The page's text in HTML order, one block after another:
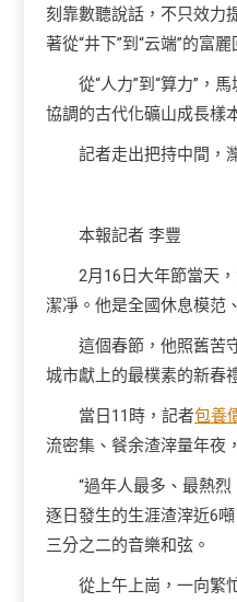
刻靠數聽說話，不只效力
著從“井下”到“云端”的富麗
從“人力”到“算力”，
協調的古代化礦山成長樣
記者走出把持中間，
本報記者 李豐
2月16日大年節當天
潔凈。他是全國休息模范
這個春節，他照舊苦
城市獻上的最樸素的新春
當日11時，記者包養
流密集、餐余渣滓量年夜
“過年人最多、最熱
逐日發生的生涯渣滓近6
三分之二的音樂和弦。
從上午上崗，一向繁